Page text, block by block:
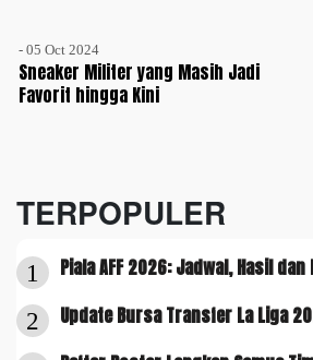
- 05 Oct 2024
Sneaker Militer yang Masih Jadi
Favorit hingga Kini
TERPOPULER
1 Piala AFF 2026: Jadwal, Hasil
2 Update Bursa Transfer La Liga